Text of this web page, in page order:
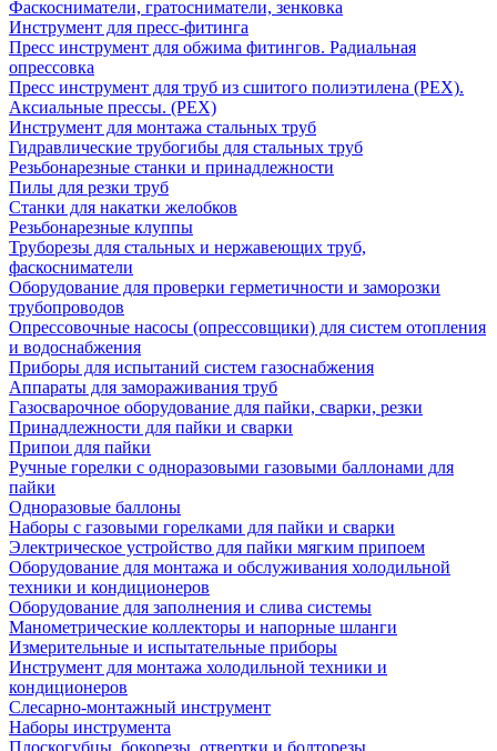
Фаскосниматели, гратосниматели, зенковка
Инструмент для пресс-фитинга
Пресс инструмент для обжима фитингов. Радиальная
опрессовка
Пресс инструмент для труб из сшитого полиэтилена (PEX).
Аксиальные прессы. (PEX)
Инструмент для монтажа стальных труб
Гидравлические трубогибы для стальных труб
Резьбонарезные станки и принадлежности
Пилы для резки труб
Станки для накатки желобков
Резьбонарезные клуппы
Труборезы для стальных и нержавеющих труб,
фаскосниматели
Оборудование для проверки герметичности и заморозки
трубопроводов
Опрессовочные насосы (опрессовщики) для систем отопления
и водоснабжения
Приборы для испытаний систем газоснабжения
Аппараты для замораживания труб
Газосварочное оборудование для пайки, сварки, резки
Принадлежности для пайки и сварки
Припои для пайки
Ручные горелки с одноразовыми газовыми баллонами для
пайки
Одноразовые баллоны
Наборы с газовыми горелками для пайки и сварки
Электрическое устройство для пайки мягким припоем
Оборудование для монтажа и обслуживания холодильной
техники и кондиционеров
Оборудование для заполнения и слива системы
Манометрические коллекторы и напорные шланги
Измерительные и испытательные приборы
Инструмент для монтажа холодильной техники и
кондиционеров
Слесарно-монтажный инструмент
Наборы инструмента
Плоскогубцы, бокорезы, отвертки и болторезы